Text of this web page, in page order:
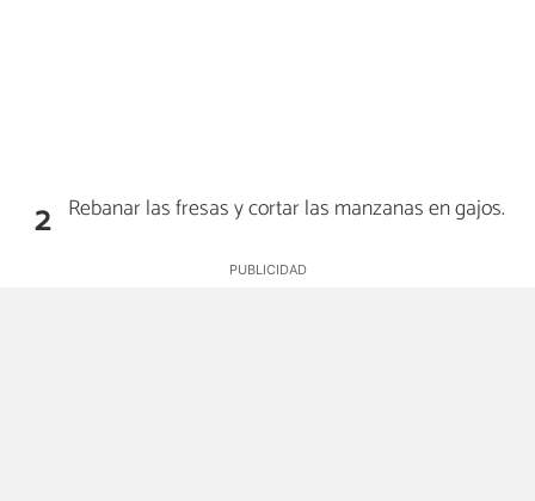
2 Rebanar las fresas y cortar las manzanas en gajos.